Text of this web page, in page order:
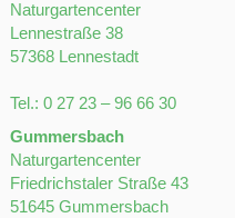
Naturgartencenter
Lennestraße 38
57368 Lennestadt
Tel.: 0 27 23 – 96 66 30
Gummersbach
Naturgartencenter
Friedrichstaler Straße 43
51645 Gummersbach